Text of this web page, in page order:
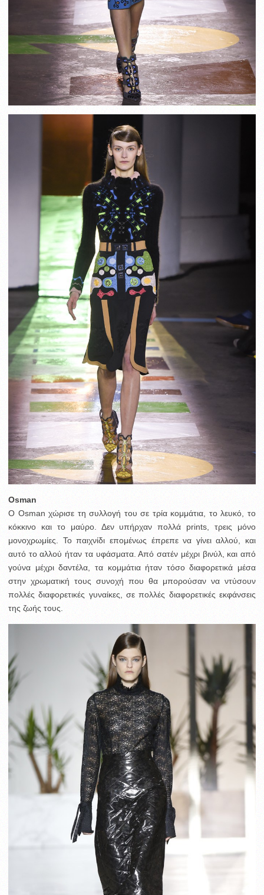
Osman
Ο Οsman χώρισε τη συλλογή του σε τρία κομμάτια, το λευκό, το
κόκκινο και το μαύρο. Δεν υπήρχαν πολλά prints, τρεις μόνο
μονοχρωμίες. Το παιχνίδι επομένως έπρεπε να γίνει αλλού, και
αυτό το αλλού ήταν τα υφάσματα. Από σατέν μέχρι βινύλ, και από
γούνα μέχρι δαντέλα, τα κομμάτια ήταν τόσο διαφορετικά μέσα
στην χρωματική τους συνοχή που θα μπορούσαν να ντύσουν
πολλές διαφορετικές γυναίκες, σε πολλές διαφορετικές εκφάνσεις
της ζωής τους.